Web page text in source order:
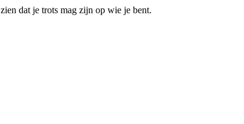
dat je trots mag zijn op wie je bent.